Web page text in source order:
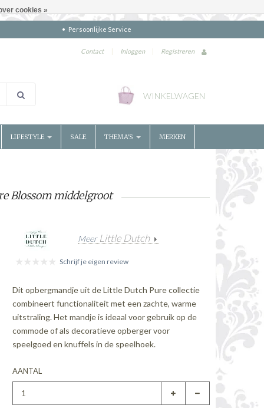
Persoonlijke Service
Contact | Inloggen | Registreren
WINKELWAGEN
LIFESTYLE SALE THEMA'S MERKEN
Blossom middelgroot
Meer Little Dutch
Schrijf je eigen review
Dit opbergmandje uit de Little Dutch Pure collectie
combineert functionaliteit met een zachte, warme
uitstraling. Het mandje is ideaal voor gebruik op de
commode of als decoratieve opberger voor
speelgoed en knuffels in de speelhoek.
AANTAL
cookies »